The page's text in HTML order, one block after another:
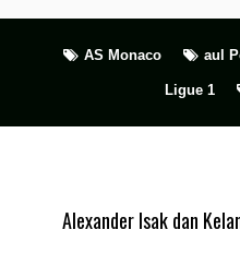
AS Monaco aul
Ligue 1
Alexander Isak dan